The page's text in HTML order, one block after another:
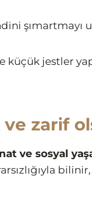
şımartmayı
jestler
ve zarif
ve sosyal